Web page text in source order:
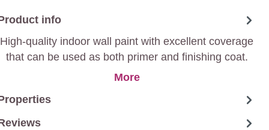
info
High-quality indoor wall paint with excellent coverage
that can be used as both primer and finishing coat.
paint is pleasant to apply and gives you a perfect
More